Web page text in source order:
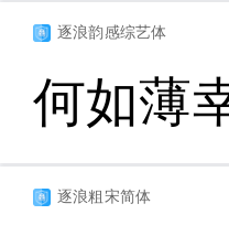
逐浪韵感综艺体
何如薄
逐浪粗宋简体